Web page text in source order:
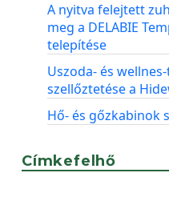
A nyitva felejtett
meg a DELABIE
telepítése
Uszoda- és
szellőztetése a
Hő- és gőzkabinok
Címkefelhő